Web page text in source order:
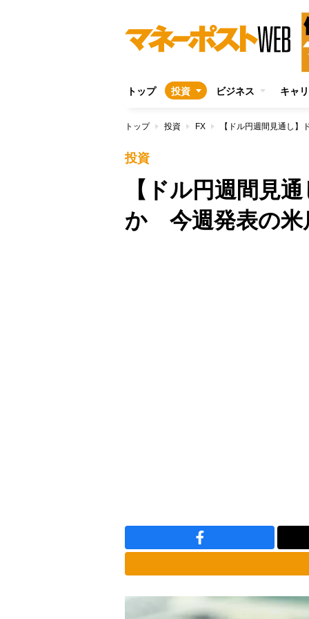
トップ 投資 ビジネス キャ
トップ 投資 FX 【ドル円週間見通し
投資
【ドル円週間見
か 今週発表の米